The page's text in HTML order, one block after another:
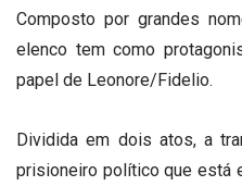
Composto por grandes
elenco tem como
papel de Leonore/Fidelio.
Dividida em dois atos, a
prisioneiro político que está